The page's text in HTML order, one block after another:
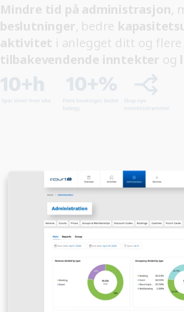
Mindre tid på administrasjon,
beslutninger, bedre
aktivitet i anlegget ditt og flere
tilbakevendende inntekter og